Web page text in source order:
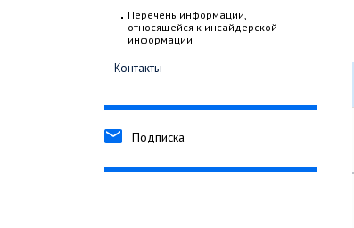
Перечень информации,
относящейся к инсайдерской
информации
Контакты
Подписка